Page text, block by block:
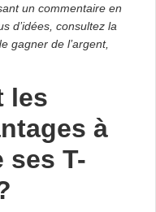
un commentaire en
d’idées, consultez la
gagner de l’argent,
les
à
ses T-